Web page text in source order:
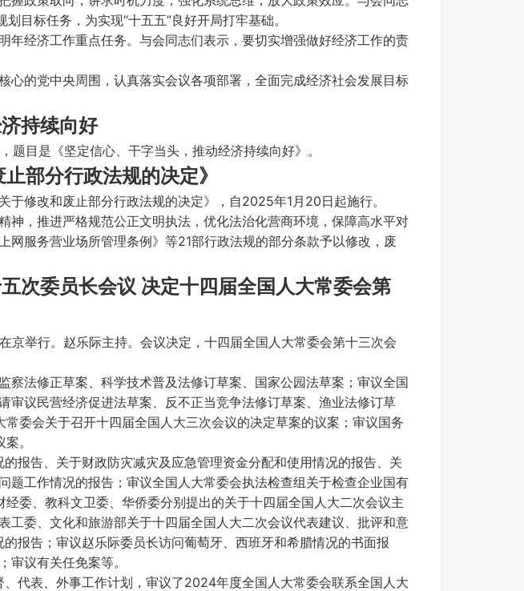
目标任务，为实现“十五五”良好开局打牢基础。
经济工作重点任务。与会同志们表示，要切实增强做好经济工作的责
的党中央周围，认真落实会议各项部署，全面完成经济社会发展目标
持续向好
题目是《坚定信心、干字当头，推动经济持续向好》。
部分行政法规的决定》
于修改和废止部分行政法规的决定》，自2025年1月20日起施行。
，推进严格规范公正文明执法，优化法治化营商环境，保障高水平对
服务营业场所管理条例》等21部行政法规的部分条款予以修改，废
次委员长会议 决定十四届全国人大常委会第
京举行。赵乐际主持。会议决定，十四届全国人大常委会第十三次会
法修正草案、科学技术普及法修订草案、国家公园法草案；审议全国
议民营经济促进法草案、反不正当竞争法修订草案、渔业法修订草
委会关于召开十四届全国人大三次会议的决定草案的议案；审议国务
。
报告、关于财政防灾减灾及应急管理资金分配和使用情况的报告、关
工作情况的报告；审议全国人大常委会执法检查组关于检查企业国有
委、教科文卫委、华侨委分别提出的关于十四届全国人大二次会议主
委、文化和旅游部关于十四届全国人大二次会议代表建议、批评和意
报告；审议赵乐际委员长访问葡萄牙、西班牙和希腊情况的书面报
议有关任免案等。
代表、外事工作计划，审议了2024年度全国人大常委会联系全国人大